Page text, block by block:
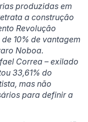
produzidas em
a construção
Revolução
10% de vantagem
Noboa.
Correa – exilado
33,61% do
mas não
para definir a